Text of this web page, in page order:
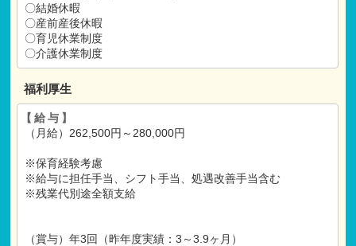
【ご選考】
書類選考
↓
面接
↓
内定
↓
ご入社
〇結婚休暇
〇産前産後休暇
〇育児休業制度
〇介護休業制度
福利厚生
【給与】
（月給）262,500円～280,000円
※保育経験考慮
※給与に担任手当、シフト手当、処遇改善手当含む
※残業代別途全額支給
（賞与）年3回（昨年度実績：3～3.9ヶ月）